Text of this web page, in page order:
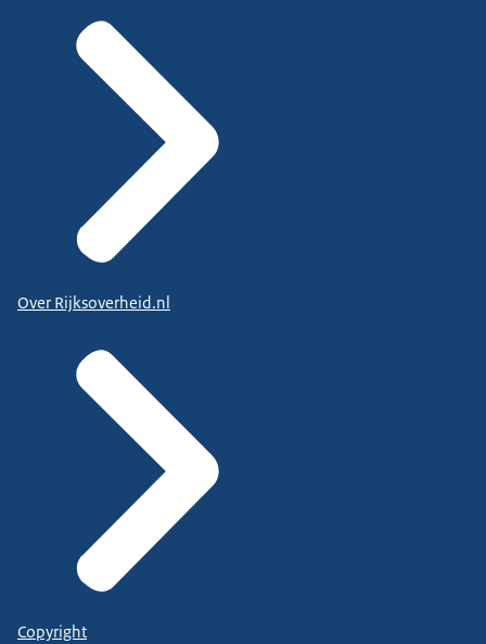
Over Rijksoverheid.nl
Copyright